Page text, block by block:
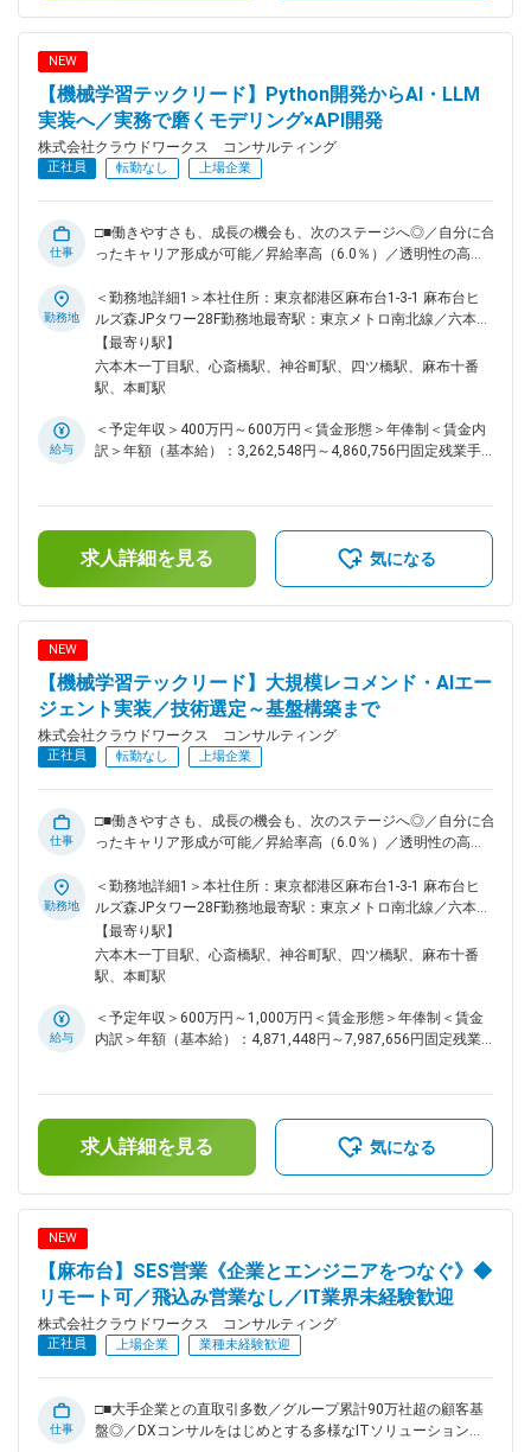
の魅力： ◇「インフラの真価」を証明できる：AI特有の激し
◇技術選定のフロントランナー：TerraformやAnsibleを用いた
IaC（Infrastructure as Code）はもちろん、最新のベクトルデ
ータベース（Pinecone、Milvus等）の選定・導入にも携われ
ます。 ◇「枯れた技術」×「先端技術」の融合：堅牢なネット
ワーク・DB設計という「既存の強み」を、AIという「新領
域」でどう活かすかという、ベテランにしかできない挑戦が可
サルティングは社名を変更し、新しい仲間を迎え、新しく生ま
れ変わりました。現在エンジニアの働き方・給与／評価制度・
く、様々なプロジェクトへの参画も期待されます。 変更の範
囲：会社の定める業務
月給(月額)は固定手当を含めた表記です。
NEW
【機械学習テックリード】Python開発からAI・LLM
実装へ／実務で磨くモデリング×API開発
株式会社クラウドワークス コンサルティング
正社員 転勤なし 上場企業
仕事
□■働きやすさも、成長の機会も、次のステージへ◎／自分に合
ったキャリア形成が可能／昇給率高（6.0％）／透明性の高い
ップ可能■□ ■業務内容： 「今のPython開発スキルを活かし
て、より難易度の高いAI領域に踏み込みたい」。その意欲を、
最先端の現場で形にしませんか？ ＜お任せする業務＞ ◇AIモ
デルの実装・組み込み：建設業界向けの予測モデルや、商社の
データ分析ツールにおいて、Pythonを用いた高品質なコーデ
いたデータ抽出から、AIが学習しやすい形へのクレンジング、
加工処理の自動化。 ◇LLM（生成AI）の活用：既存アプリへの
ンの魅力： ◇「Pythonエンジニア」のその先へ：単なるWeb
開発から、機械学習・統計解析・LLMという、エンジニアとし
て一段上のステージへステップアップできます。 ◇多様なドメ
イン知識の習得：建設、商社、HRなど、異なる業界の課題を
について： ～社内請負案件拡大中／SES以外のキャリア～ ス
では社内での請負案件の拡大を進めています。お客様先だけで
なく、自社内でもスキルアップできるチャンスが加速中です。
◇最先端技術に触れられる外部プロジェクト ◇要件定義や設計
から関われる自社内プロジェクト ※PM／PL経験者には、請負
チームの立ち上げや拡大にも即参画可能です。キャリアの選択
肢が今まで以上に広がります。 ■当社の魅力： 2025年10月、
仲間を迎え、新しく生まれ変わりました。現在エンジニアの働
き方・給与／評価制度・福利厚生などの改善が進行中です。今
待されます。 変更の範囲：会社の定める業務
勤務地
＜勤務地詳細1＞本社住所：東京都港区麻布台1-3-1 麻布台ヒ
ルズ森JPタワー28F勤務地最寄駅：東京メトロ南北線／六本木
一丁目駅受動喫煙対策：屋内喫煙可能場所あり＜勤務地詳細2
＞大阪オフィス住所：大阪府大阪市中央区南船場4-2-11 JPR心
斎橋ビル5階勤務地最寄駅：各線／心斎橋駅受動喫煙対策：屋
京）住所：大阪府 受動喫煙対策：屋内全面禁煙変更の範囲：
会社の定める事業所（リモートワーク含む）
【最寄り駅】
六本木一丁目駅、心斎橋駅、神谷町駅、四ツ橋駅、麻布十番
駅、本町駅
給与
＜予定年収＞400万円～600万円＜賃金形態＞年俸制＜賃金内
訳＞年額（基本給）：3,262,548円～4,860,756円固定残業手
業手当＞有＜給与補足＞※スキルや経験を考慮の上、当社賃金
規定により決定します。■昇給：年1回※2024年度年間平均昇
給額：26万円■業績賞与：あり賃金はあくまでも目安の金額で
固定手当を含めた表記です。
求人詳細を見る 気になる
NEW
【機械学習テックリード】大規模レコメンド・AIエー
ジェント実装／技術選定～基盤構築まで
株式会社クラウドワークス コンサルティング
正社員 転勤なし 上場企業
仕事
□■働きやすさも、成長の機会も、次のステージへ◎／自分に合
ったキャリア形成が可能／昇給率高（6.0％）／透明性の高い
ップ可能■□ ■業務内容： ◇大規模レコメンドエンジンの刷新：
数十万～数百万ユーザー規模のEC・HRアプリにおいて、機械
学習モデルをAPI化し、AWS／GCP環境でのバッチ処理・リア
ルタイム推論基盤を構築。 ◇次世代AIエージェントの企画・開
発：総合商社のDXプロジェクトにて、LLM（ChatGPT／
グから本実装まで。 ◇技術的意思決定のリード：アルゴリズム
の選定から、MLOps（継続的学習・デプロイ）の体制構築、
構築（DS領域）とシステム実装（エンジニアリング領域）の
両輪を回すため、極めて市場価値の高いキャリアを築けます。
◇上流からの参画：曖昧な要件から「どの技術を使い、どう解
くか」を定義する、テックリードとしての裁量があります。 ■
ア～ スキルを磨き、キャリアを広げる、クラウドワークスグ
先だけでなく、自社内でもスキルアップできるチャンスが加速
中です。 ◇最先端技術に触れられる外部プロジェクト ◇要件定
義や設計から関われる自社内プロジェクト ※PM／PL経験者に
は、請負チームの立ち上げや拡大にも即参画可能です。キャリ
アの選択肢が今まで以上に広がります。 ■当社の魅力： 2025
年10月、クラウドワークス コンサルティングは社名を変更
ジニアの働き方・給与／評価制度・福利厚生などの改善が進行
中です。今後は働く条件面だけでなく、様々なプロジェクトへ
勤務地
＜勤務地詳細1＞本社住所：東京都港区麻布台1-3-1 麻布台ヒ
ルズ森JPタワー28F勤務地最寄駅：東京メトロ南北線／六本木
一丁目駅受動喫煙対策：屋内喫煙可能場所あり＜勤務地詳細2
＞大阪オフィス住所：大阪府大阪市中央区南船場4-2-11 JPR心
斎橋ビル5階勤務地最寄駅：各線／心斎橋駅受動喫煙対策：屋
京）住所：大阪府 受動喫煙対策：屋内全面禁煙変更の範囲：
会社の定める事業所（リモートワーク含む）
【最寄り駅】
六本木一丁目駅、心斎橋駅、神谷町駅、四ツ橋駅、麻布十番
駅、本町駅
給与
＜予定年収＞600万円～1,000万円＜賃金形態＞年俸制＜賃金
内訳＞年額（基本給）：4,871,448円～7,987,656円固定残業
有無＞有＜残業手当＞有＜給与補足＞※スキルや経験を考慮の
上、当社賃金規定により決定します。■昇給：年1回※2024年
度年間平均昇給額：26万円■業績賞与：あり賃金はあくまでも
月給(月額)は固定手当を含めた表記です。
求人詳細を見る 気になる
NEW
【麻布台】SES営業《企業とエンジニアをつなぐ》◆
リモート可／飛込み営業なし／IT業界未経験歓迎
株式会社クラウドワークス コンサルティング
正社員 上場企業 業種未経験歓迎
仕事
□■大手企業との直取引多数／グループ累計90万社超の顧客基
盤◎／DXコンサルをはじめとする多様なITソリューションを